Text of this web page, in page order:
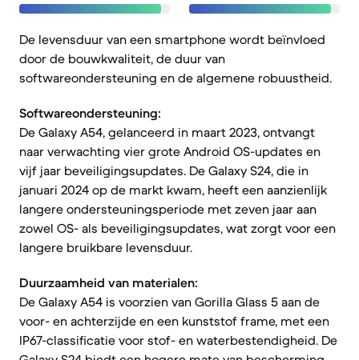
De levensduur van een smartphone wordt beïnvloed
door de bouwkwaliteit, de duur van
softwareondersteuning en de algemene robuustheid.
Softwareondersteuning:
De Galaxy A54, gelanceerd in maart 2023, ontvangt
naar verwachting vier grote Android OS-updates en
vijf jaar beveiligingsupdates. De Galaxy S24, die in
januari 2024 op de markt kwam, heeft een aanzienlijk
langere ondersteuningsperiode met zeven jaar aan
zowel OS- als beveiligingsupdates, wat zorgt voor een
langere bruikbare levensduur.
Duurzaamheid van materialen:
De Galaxy A54 is voorzien van Gorilla Glass 5 aan de
voor- en achterzijde en een kunststof frame, met een
IP67-classificatie voor stof- en waterbestendigheid. De